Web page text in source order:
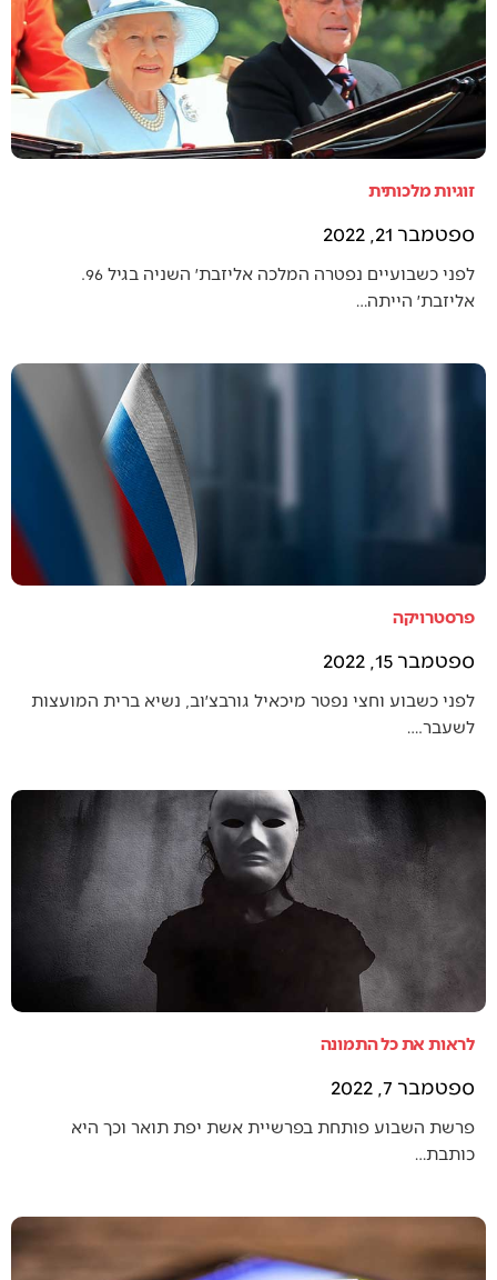
זוגיות מלכותית
ספטמבר 21, 2022
לפני כשבועיים נפטרה המלכה אליזבת׳ השניה בגיל 96.
אליזבת׳ הייתה…
פרסטרויקה
ספטמבר 15, 2022
לפני כשבוע וחצי נפטר מיכאיל גורבצ׳וב, נשיא ברית המועצות
לשעבר.…
לראות את כל התמונה
ספטמבר 7, 2022
פרשת השבוע פותחת בפרשיית אשת יפת תואר וכך היא
כותבת…